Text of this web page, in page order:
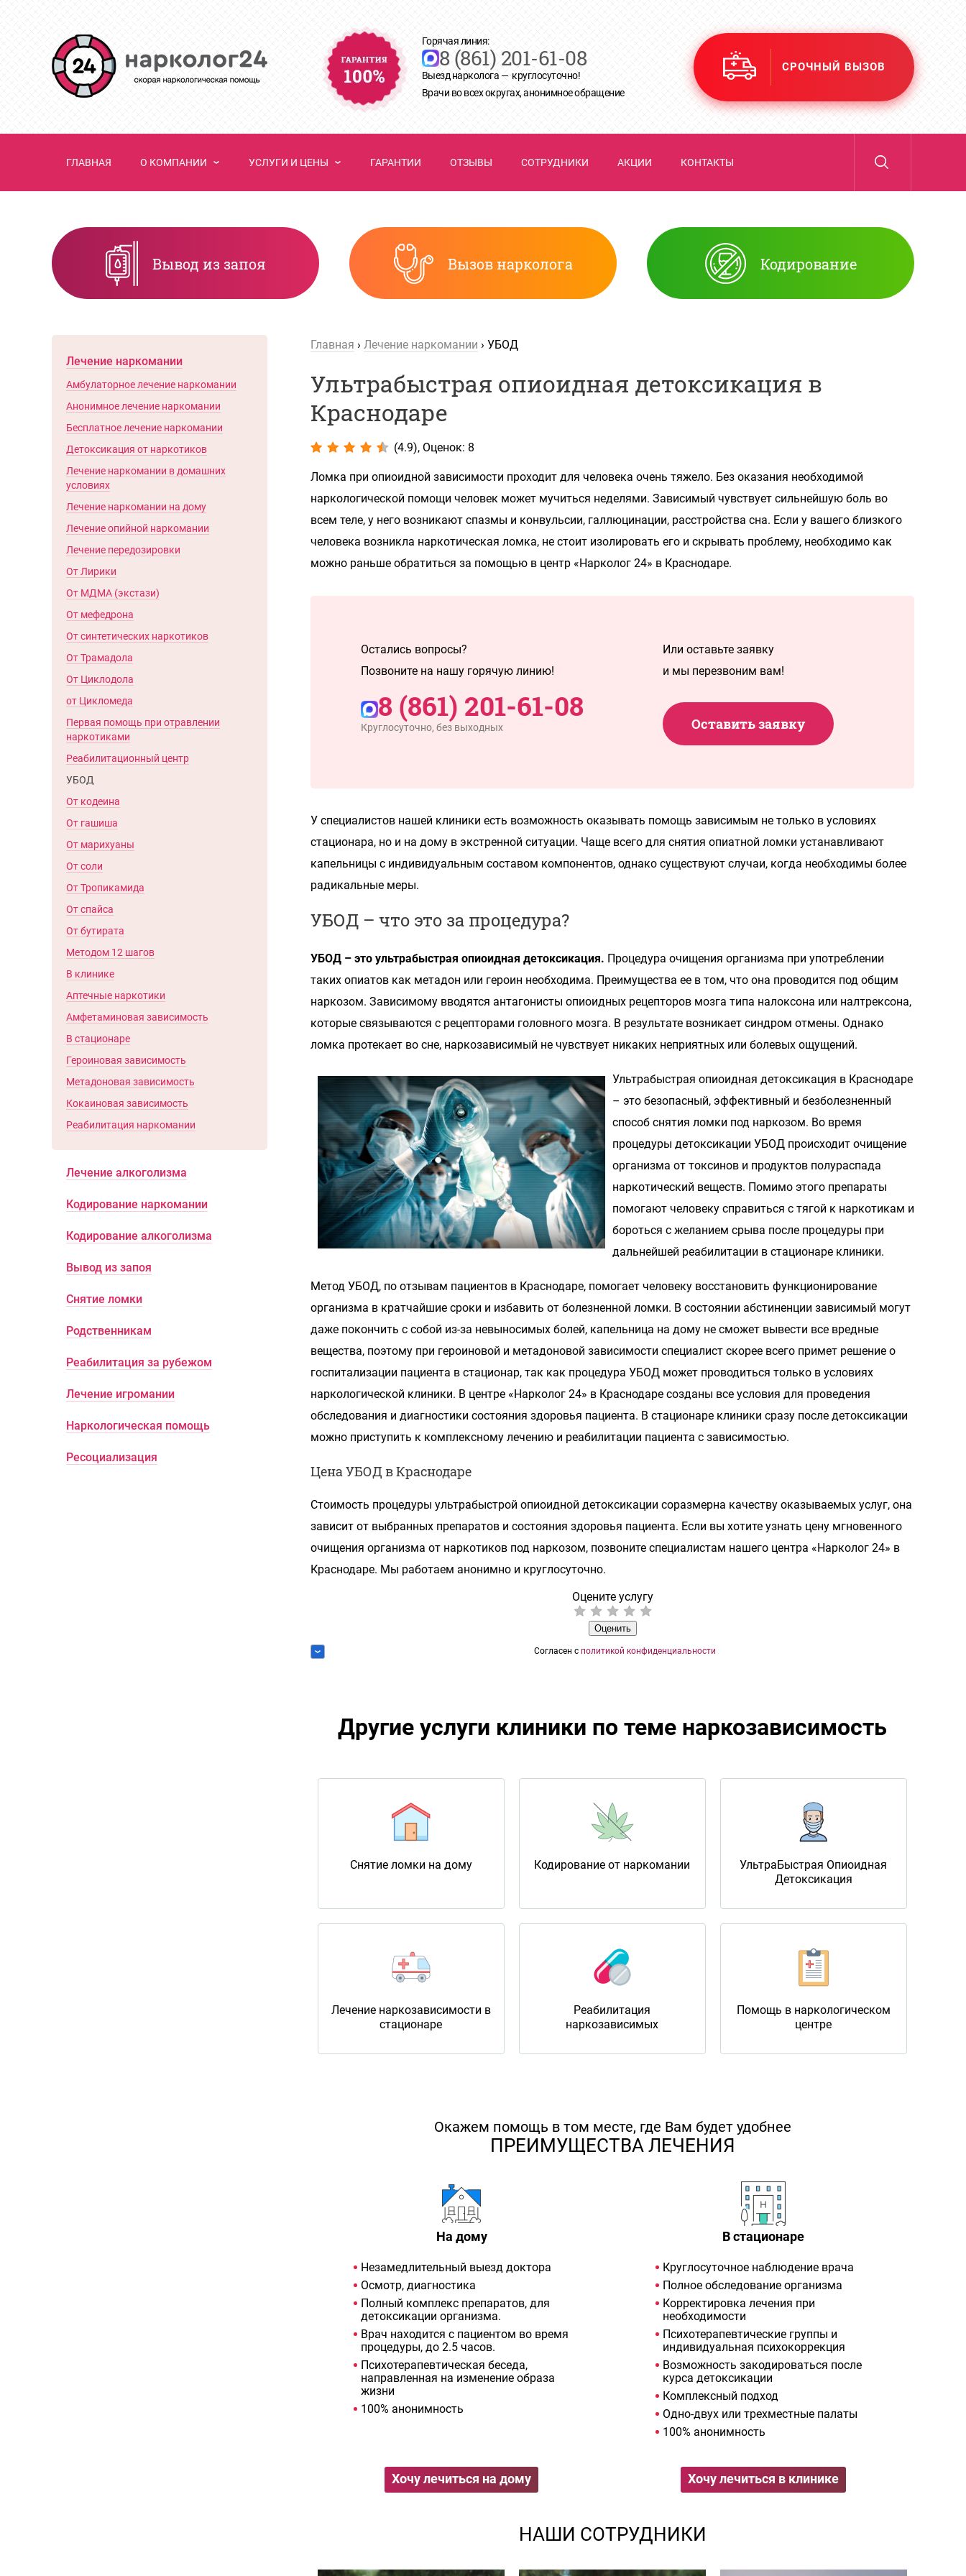
Горячая линия:
8 (861) 201-61-08
Выезд нарколога — круглосуточно!
Врачи во всех округах, анонимное обращение
СРОЧНЫЙ ВЫЗОВ
ГЛАВНАЯ О КОМПАНИИ УСЛУГИ И ЦЕНЫ ГАРАНТИИ ОТЗЫВЫ СОТРУДНИКИ АКЦИИ КОНТАКТЫ
Вывод из запоя Вызов нарколога Кодирование
Главная › Лечение наркомании › УБОД
Ультрабыстрая опиоидная детоксикация в
Краснодаре
(4.9), Оценок: 8
Ломка при опиоидной зависимости проходит для человека очень тяжело. Без оказания необходимой
наркологической помощи человек может мучиться неделями. Зависимый чувствует сильнейшую боль во
всем теле, у него возникают спазмы и конвульсии, галлюцинации, расстройства сна. Если у вашего близкого
человека возникла наркотическая ломка, не стоит изолировать его и скрывать проблему, необходимо как
можно раньше обратиться за помощью в центр «Нарколог 24» в Краснодаре.
Остались вопросы?
Позвоните на нашу горячую линию!
8 (861) 201-61-08
Круглосуточно, без выходных
Или оставьте заявку
и мы перезвоним вам!
Оставить заявку
У специалистов нашей клиники есть возможность оказывать помощь зависимым не только в условиях
стационара, но и на дому в экстренной ситуации. Чаще всего для снятия опиатной ломки устанавливают
капельницы с индивидуальным составом компонентов, однако существуют случаи, когда необходимы более
радикальные меры.
УБОД – что это за процедура?
УБОД – это ультрабыстрая опиоидная детоксикация. Процедура очищения организма при употреблении
таких опиатов как метадон или героин необходима. Преимущества ее в том, что она проводится под общим
наркозом. Зависимому вводятся антагонисты опиоидных рецепторов мозга типа налоксона или налтрексона,
которые связываются с рецепторами головного мозга. В результате возникает синдром отмены. Однако
ломка протекает во сне, наркозависимый не чувствует никаких неприятных или болевых ощущений.
Ультрабыстрая опиоидная детоксикация в Краснодаре
– это безопасный, эффективный и безболезненный
способ снятия ломки под наркозом. Во время
процедуры детоксикации УБОД происходит очищение
организма от токсинов и продуктов полураспада
наркотический веществ. Помимо этого препараты
помогают человеку справиться с тягой к наркотикам и
бороться с желанием срыва после процедуры при
дальнейшей реабилитации в стационаре клиники.
Метод УБОД, по отзывам пациентов в Краснодаре, помогает человеку восстановить функционирование
организма в кратчайшие сроки и избавить от болезненной ломки. В состоянии абстиненции зависимый могут
даже покончить с собой из-за невыносимых болей, капельница на дому не сможет вывести все вредные
вещества, поэтому при героиновой и метадоновой зависимости специалист скорее всего примет решение о
госпитализации пациента в стационар, так как процедура УБОД может проводиться только в условиях
наркологической клиники. В центре «Нарколог 24» в Краснодаре созданы все условия для проведения
обследования и диагностики состояния здоровья пациента. В стационаре клиники сразу после детоксикации
можно приступить к комплексному лечению и реабилитации пациента с зависимостью.
Цена УБОД в Краснодаре
Стоимость процедуры ультрабыстрой опиоидной детоксикации соразмерна качеству оказываемых услуг, она
зависит от выбранных препаратов и состояния здоровья пациента. Если вы хотите узнать цену мгновенного
очищения организма от наркотиков под наркозом, позвоните специалистам нашего центра «Нарколог 24» в
Краснодаре. Мы работаем анонимно и круглосуточно.
Оцените услугу
Оценить
Согласен с политикой конфиденциальности
Другие услуги клиники по теме наркозависимость
Снятие ломки на дому Кодирование от наркомании
УльтраБыстрая Опиоидная
Детоксикация
Лечение наркозависимости в
стационаре
Реабилитация
наркозависимых
Помощь в наркологическом
центре
Окажем помощь в том месте, где Вам будет удобнее
ПРЕИМУЩЕСТВА ЛЕЧЕНИЯ
На дому
Незамедлительный выезд доктора
Осмотр, диагностика
Полный комплекс препаратов, для
детоксикации организма.
Врач находится с пациентом во время
процедуры, до 2.5 часов.
Психотерапевтическая беседа,
направленная на изменение образа
жизни
100% анонимность
Хочу лечиться на дому
В стационаре
Круглосуточное наблюдение врача
Полное обследование организма
Корректировка лечения при
необходимости
Психотерапевтические группы и
индивидуальная психокоррекция
Возможность закодироваться после
курса детоксикации
Комплексный подход
Одно-двух или трехместные палаты
100% анонимность
Хочу лечиться в клинике
НАШИ СОТРУДНИКИ
Лечение наркомании
Амбулаторное лечение наркомании
Анонимное лечение наркомании
Бесплатное лечение наркомании
Детоксикация от наркотиков
Лечение наркомании в домашних
условиях
Лечение наркомании на дому
Лечение опийной наркомании
Лечение передозировки
От Лирики
От МДМА (экстази)
От мефедрона
От синтетических наркотиков
От Трамадола
От Циклодола
от Цикломеда
Первая помощь при отравлении
наркотиками
Реабилитационный центр
УБОД
От кодеина
От гашиша
От марихуаны
От соли
От Тропикамида
От спайса
От бутирата
Методом 12 шагов
В клинике
Аптечные наркотики
Амфетаминовая зависимость
В стационаре
Героиновая зависимость
Метадоновая зависимость
Кокаиновая зависимость
Реабилитация наркомании
Лечение алкоголизма
Кодирование наркомании
Кодирование алкоголизма
Вывод из запоя
Снятие ломки
Родственникам
Реабилитация за рубежом
Лечение игромании
Наркологическая помощь
Ресоциализация